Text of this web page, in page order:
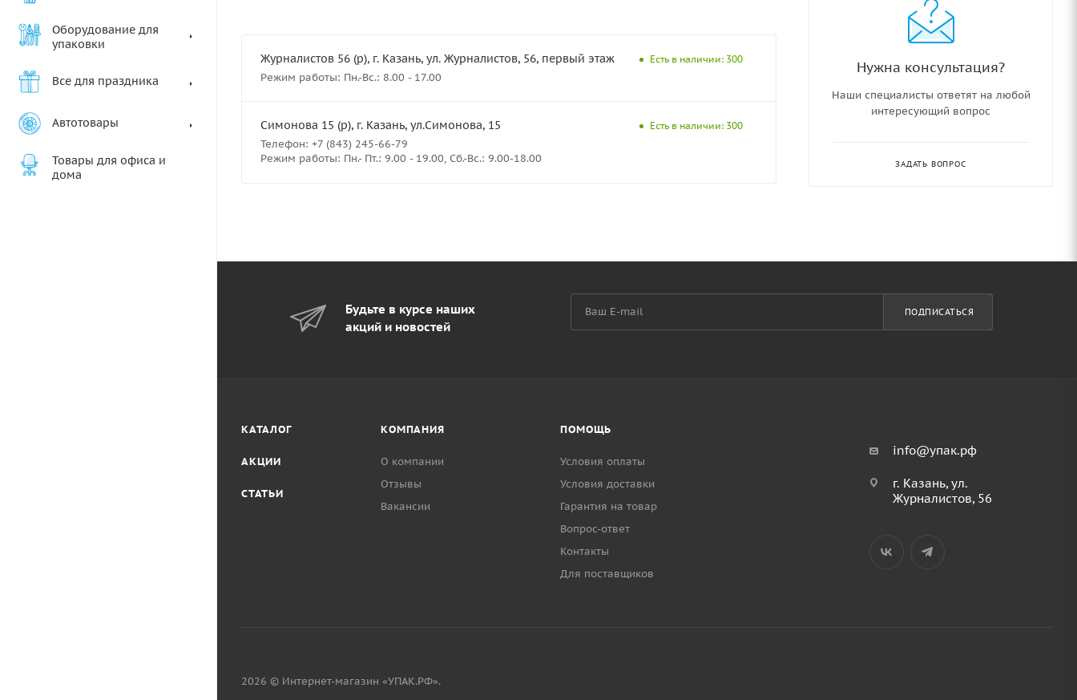
Оборудование для
упаковки
Все для праздника
Автотовары
Товары для офиса и
дома
Журналистов 56 (р), г. Казань, ул. Журналистов, 56, первый этаж
Режим работы: Пн.-Вс.: 8.00 - 17.00
Есть в наличии: 300
Симонова 15 (р), г. Казань, ул.Симонова, 15
Телефон: +7 (843) 245-66-79
Режим работы: Пн.- Пт.: 9.00 - 19.00, Сб.-Вс.: 9.00-18.00
Есть в наличии: 300
Нужна консультация?
Наши специалисты ответят на любой
интересующий вопрос
ЗАДАТЬ ВОПРОС
Будьте в курсе наших
акций и новостей
ПОДПИСАТЬСЯ
КАТАЛОГ
АКЦИИ
СТАТЬИ
КОМПАНИЯ
О компании
Отзывы
Вакансии
ПОМОЩЬ
Условия оплаты
Условия доставки
Гарантия на товар
Вопрос-ответ
Контакты
Для поставщиков
info@упак.рф
г. Казань, ул.
Журналистов, 56
2026 © Интернет-магазин «УПАК.РФ».